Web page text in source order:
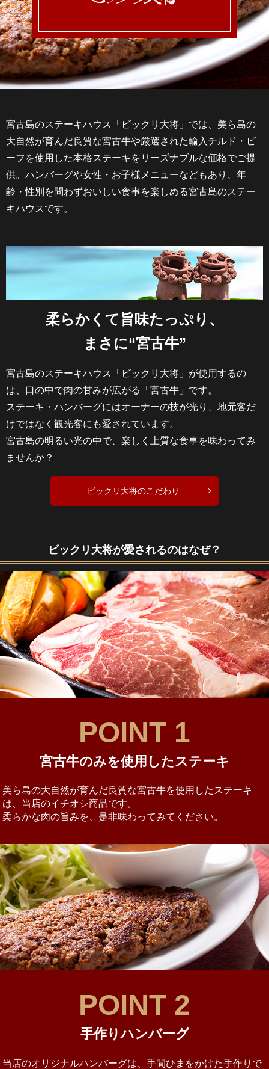
宮古島のステーキハウス「ビックリ大将」では、美ら島の
大自然が育んだ良質な宮古牛や厳選された輸入チルド・ビ
ーフを使用した本格ステーキをリーズナブルな価格でご提
供。ハンバーグや女性・お子様メニューなどもあり、年
齢・性別を問わずおいしい食事を楽しめる宮古島のステー
キハウスです。
柔らかくて旨味たっぷり、
まさに“宮古牛”
宮古島のステーキハウス「ビックリ大将」が使用するの
は、 口の中で肉の甘みが広がる「宮古牛」です。
ステーキ・ハンバーグにはオーナーの技が光り、 地元客だ
けではなく観光客にも愛されています。
宮古島の明るい光の中で、楽しく上質な食事を味わってみ
ませんか？
ビックリ大将のこだわり
ビックリ大将が愛されるのはなぜ？
POINT 1
宮古牛のみを使用したステーキ
美ら島の大自然が育んだ良質な宮古牛を使用したステーキ
は、当店のイチオシ商品です。
柔らかな肉の旨みを、是非味わってみてください。
POINT 2
手作りハンバーグ
当店のオリジナルハンバーグは、手間ひまをかけた手作りで